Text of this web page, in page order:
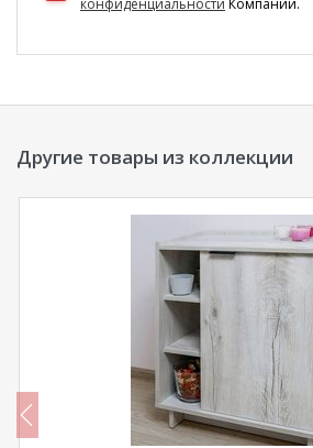
конфиденциальности Компании.
Другие товары из коллекции